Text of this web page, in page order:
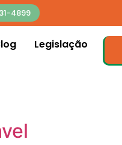
4899
Legislação